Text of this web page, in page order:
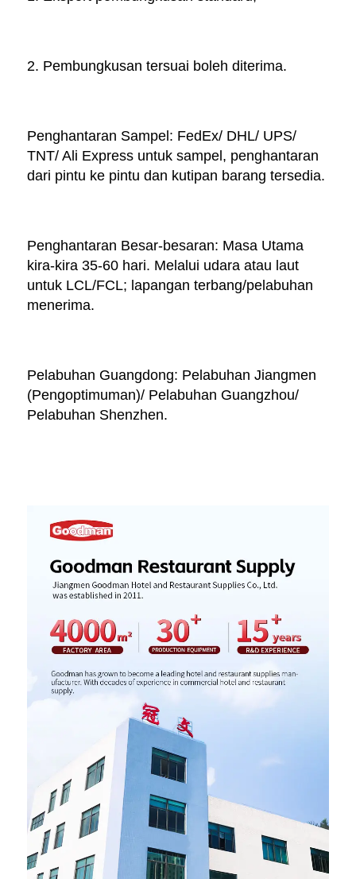
2. Pembungkusan tersuai boleh diterima.
Penghantaran Sampel: FedEx/ DHL/ UPS/
TNT/ Ali Express untuk sampel, penghantaran
dari pintu ke pintu dan kutipan barang tersedia.
Penghantaran Besar-besaran: Masa Utama
kira-kira 35-60 hari. Melalui udara atau laut
untuk LCL/FCL; lapangan terbang/pelabuhan
menerima.
Pelabuhan Guangdong: Pelabuhan Jiangmen
(Pengoptimuman)/ Pelabuhan Guangzhou/
Pelabuhan Shenzhen.